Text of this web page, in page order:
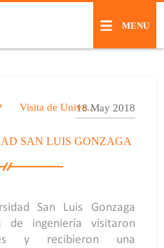
MENU
Visita de Unive..18 May 2018
SAN LUIS GONZAGA
San Luis Gonzaga
ingeniería visitaron
y recibieron una